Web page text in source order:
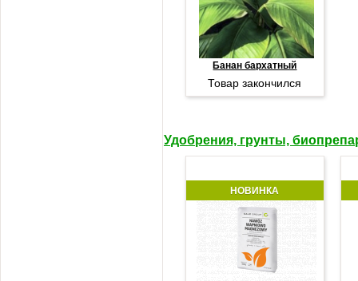
Банан бархатный
Товар закончился
Удобрения, грунты,
НОВИНКА